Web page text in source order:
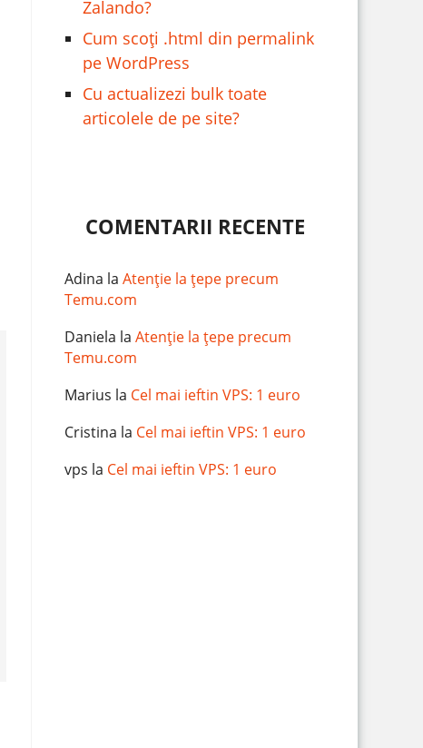
Zalando?
Cum scoți .html din permalink
pe WordPress
Cu actualizezi bulk toate
articolele de pe site?
COMENTARII RECENTE
Adina la Atenție la țepe precum
Temu.com
Daniela la Atenție la țepe precum
Temu.com
Marius la Cel mai ieftin VPS: 1 euro
Cristina la Cel mai ieftin VPS: 1 euro
vps la Cel mai ieftin VPS: 1 euro